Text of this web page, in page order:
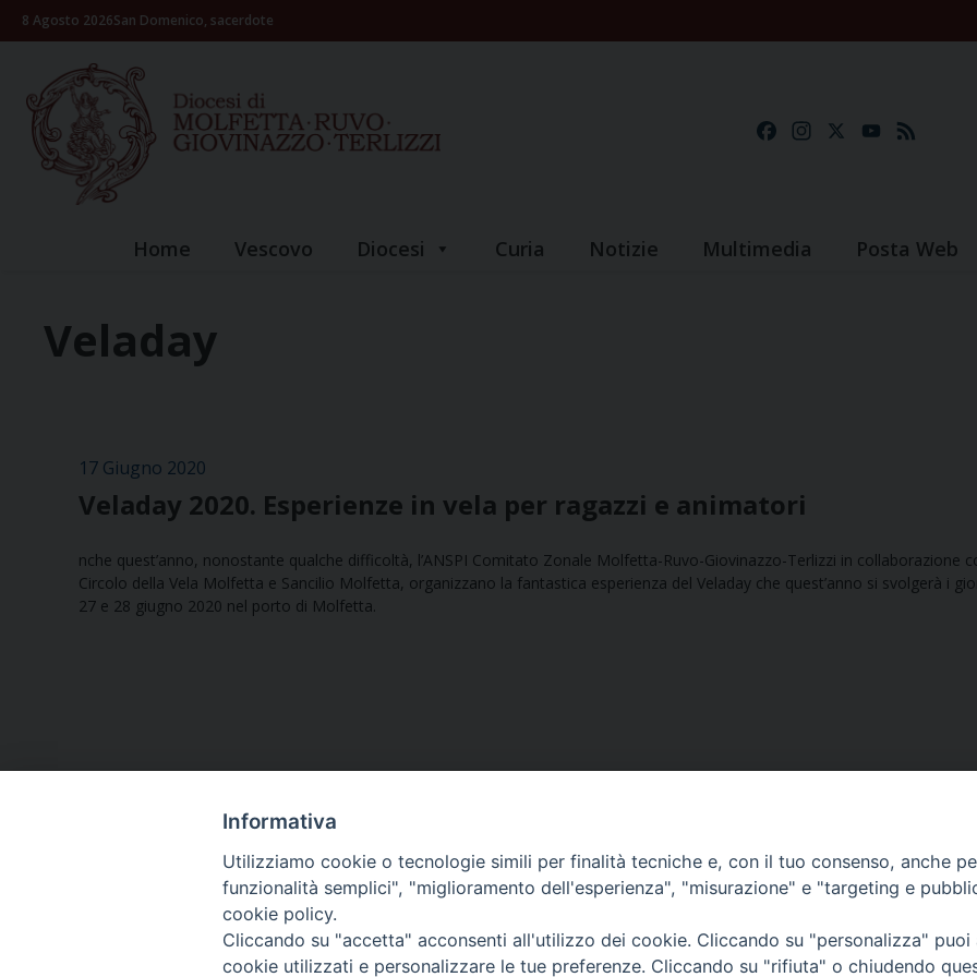
Skip8 Agosto 2026San Domenico, sacerdote
FacebookInstagramYouTube
Home Vescovo Diocesi Curia Notizie Multimedia Posta Web
Veladay
17 Giugno 2020
Veladay 2020. Esperienze in vela per ragazzi e animatori
nche quest’anno, nonostante qualche difficoltà, l’ANSPI Comitato Zonale Molfetta-Ruvo-Giovinazzo-Terlizzi in collaborazione
Circolo della Vela Molfetta e Sancilio Molfetta, organizzano la fantastica esperienza del Veladay che quest’anno si svolgerà i
27 e 28 giugno 2020 nel porto di Molfetta.
Ufficio Comunicazioni sociali
Informativa
Utilizziamo cookie o tecnologie simili per finalità tecniche e, con il tuo consenso, anche
funzionalità semplici", "miglioramento dell'esperienza", "misurazione" e "targeting e
cookie policy.
Cliccando su "accetta" acconsenti all'utilizzo dei cookie. Cliccando su "personalizza"
cookie utilizzati e personalizzare le tue preferenze. Cliccando su "rifiuta" o chiudendo